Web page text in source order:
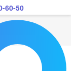
60-50